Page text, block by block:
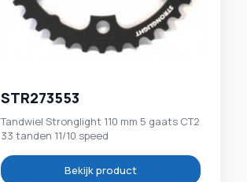
STR273553
Tandwiel Stronglight 110 mm 5 gaats CT2
33 tanden 11/10 speed
Bekijk product